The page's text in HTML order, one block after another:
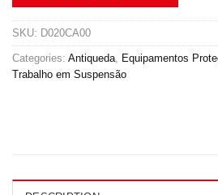
SKU: D020CA00
Categories: Antiqueda Equipamentos
Trabalho em Suspensão